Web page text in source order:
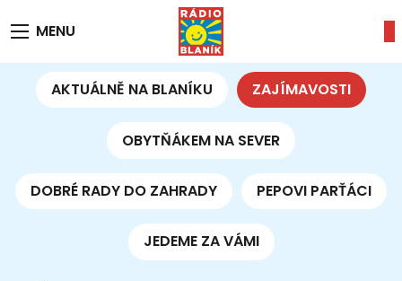
MENU
AKTUÁLNĚ NA BLANÍKU ZAJÍMAVOSTI
OBYTŇÁKEM NA SEVER
DOBRÉ RADY DO ZAHRADY PEPOVI PARŤÁCI
JEDEME ZA VÁMI